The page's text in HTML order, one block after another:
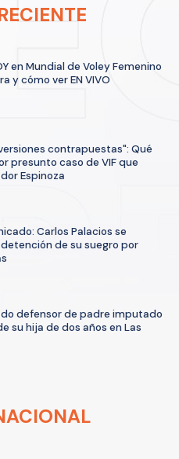
en Mundial de Voley Femenino
y cómo ver EN VIVO
contrapuestas": Qué
presunto caso de VIF que
Espinoza
Carlos Palacios se
de su suegro por
defensor de padre imputado
su hija de dos años en Las